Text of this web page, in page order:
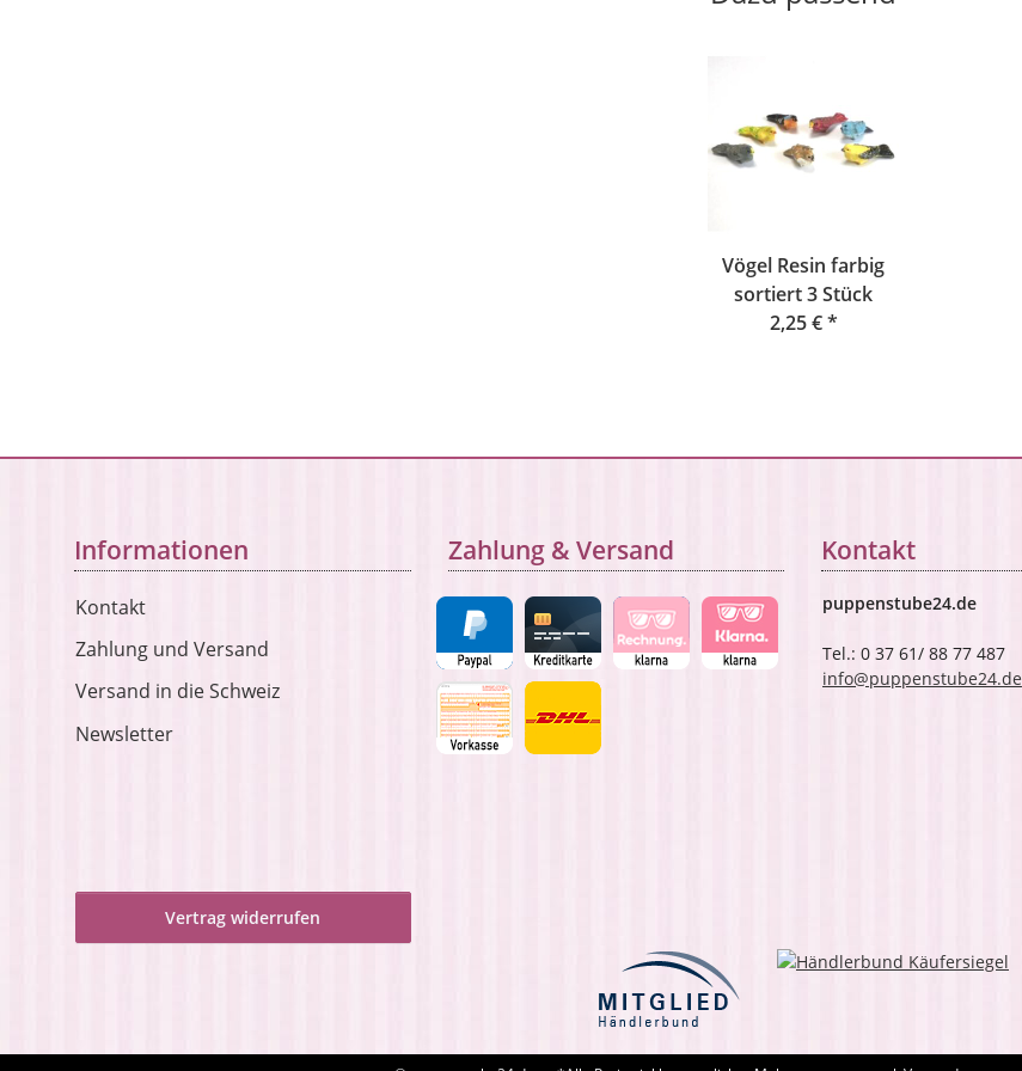
Vögel Resin farbig
sortiert 3 Stück
2,25 €*
Informationen
Kontakt
Zahlung und Versand
Versand in die Schweiz
Newsletter
Zahlung & Versand Kontakt
puppenstube24.de
Tel.: 0 37 61/ 88 77 487
info@puppenstube24.de
Vertrag widerrufen